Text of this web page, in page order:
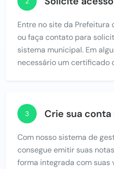
Entre no site da Prefeitura
ou faça contato para
sistema municipal. Em
necessário um certificado
3 Crie sua conta
Com nosso sistema de
consegue emitir suas
forma integrada com suas